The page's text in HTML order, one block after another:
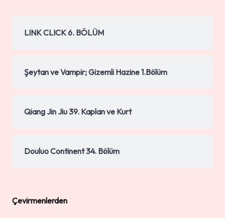
LINK CLICK 6. BÖLÜM
Şeytan ve Vampir; Gizemli Hazine 1.Bölüm
Qiang Jin Jiu 39. Kaplan ve Kurt
Douluo Continent 34. Bölüm
Çevirmenlerden